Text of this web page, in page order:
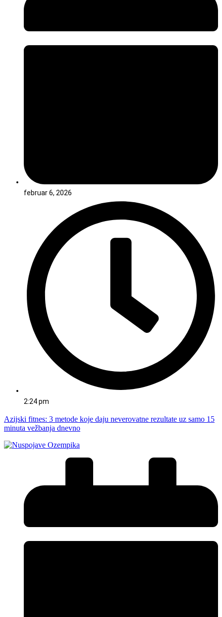
februar 6, 2026
2:24 pm
Azijski fitnes: 3 metode koje daju neverovatne rezultate uz samo 15
minuta vežbanja dnevno